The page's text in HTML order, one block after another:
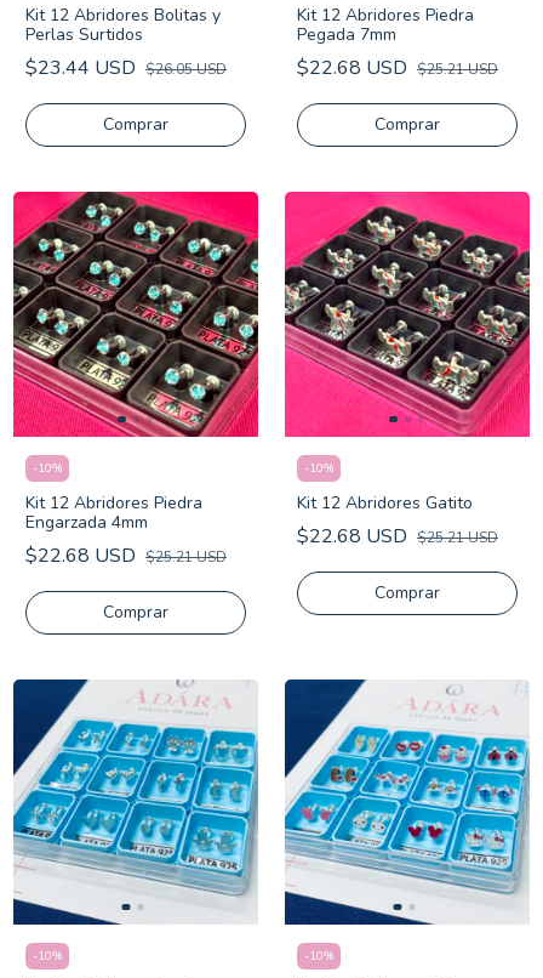
Kit 12 Abridores Bolitas y
Perlas Surtidos
$23.44 USD $26.05 USD
Kit 12 Abridores Piedra
Pegada 7mm
$22.68 USD $25.21 USD
Comprar
-10%
Kit 12 Abridores Piedra
Engarzada 4mm
$22.68 USD $25.21 USD
Comprar
-10%
Kit 12 Abridores Gatito
$22.68 USD $25.21 USD
Comprar
-10% -10%